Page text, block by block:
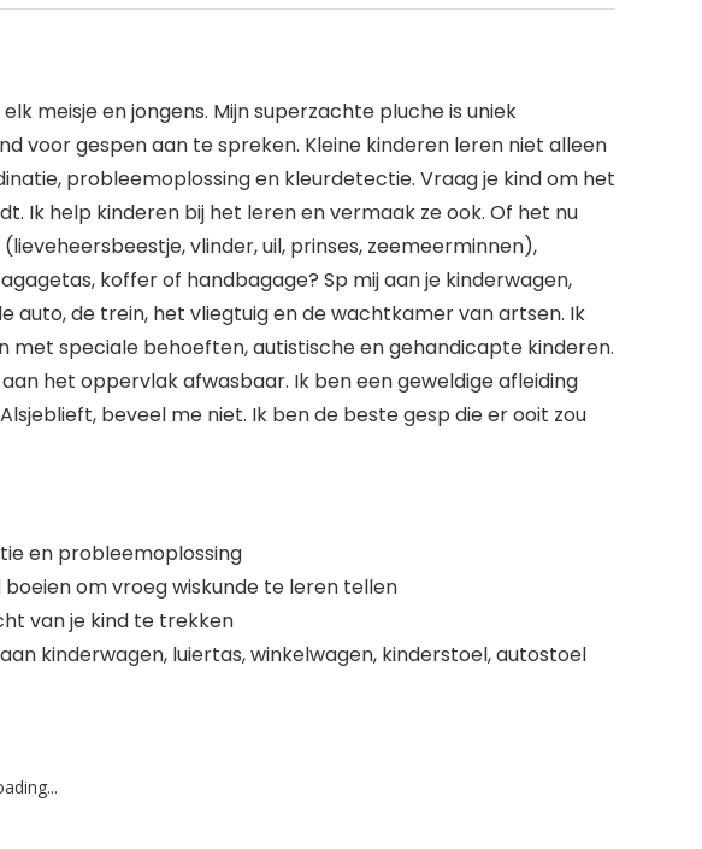
meisje en jongens. Mijn superzachte pluche is uniek
voor gespen aan te spreken. Kleine kinderen leren niet alleen
probleemoplossing en kleurdetectie. Vraag je kind om het
Ik help kinderen bij het leren en vermaak ze ook. Of het nu
vlinder, uil, prinses, zeemeerminnen),
koffer of handbagage? Sp mij aan je kinderwagen,
auto, de trein, het vliegtuig en de wachtkamer van artsen. Ik
speciale behoeften, autistische en gehandicapte kinderen.
het oppervlak afwasbaar. Ik ben een geweldige afleiding
beveel me niet. Ik ben de beste gesp die er ooit zou
en probleemoplossing
om vroeg wiskunde te leren tellen
van je kind te trekken
kinderwagen, luiertas, winkelwagen, kinderstoel, autostoel